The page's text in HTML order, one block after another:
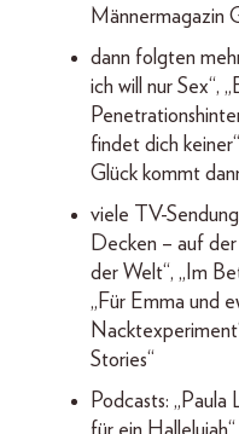
Männermagazin
dann folgten
ich will nur Sex“,
findet dich
Glück kommt
viele TV-
Decken – auf
der Welt“, „Im
„Für Emma und
Stories“
Podcasts: